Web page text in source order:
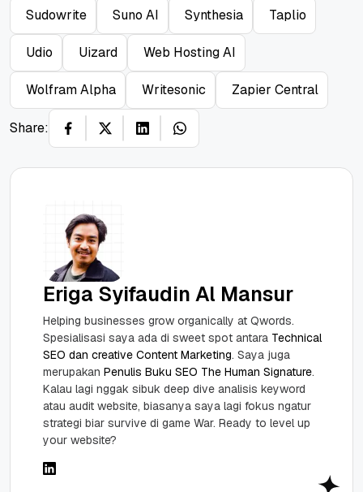
Sudowrite Suno AI Synthesia Taplio
Udio Uizard Web Hosting AI
Wolfram Alpha Writesonic Zapier Central
Share:
Eriga Syifaudin Al Mansur
Helping businesses grow organically at Qwords.
Spesialisasi saya ada di sweet spot antara Technical
SEO dan creative Content Marketing. Saya juga
merupakan Penulis Buku SEO The Human Signature.
Kalau lagi nggak sibuk deep dive analisis keyword
atau audit website, biasanya saya lagi fokus ngatur
strategi biar survive di game War. Ready to level up
your website?